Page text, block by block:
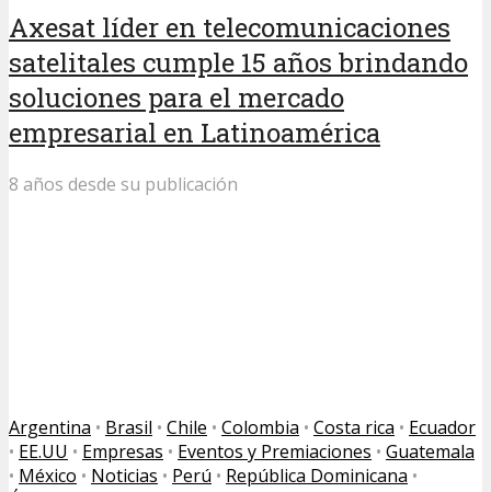
Axesat líder en telecomunicaciones
satelitales cumple 15 años brindando
soluciones para el mercado
empresarial en Latinoamérica
8 años desde su publicación
Argentina • Brasil • Chile • Colombia • Costa rica • Ecuador
• EE.UU • Empresas • Eventos y Premiaciones • Guatemala
• México • Noticias • Perú • República Dominicana •